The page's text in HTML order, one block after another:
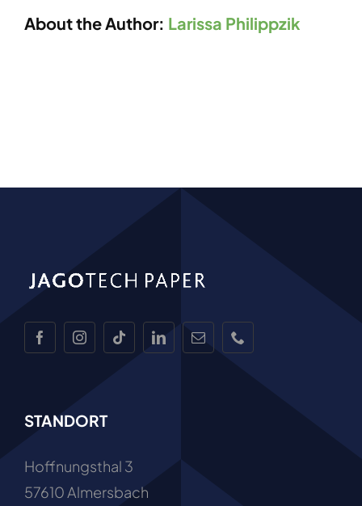
About the Author: Larissa Philippzik
STANDORT
Hoffnungsthal 3
57610 Almersbach